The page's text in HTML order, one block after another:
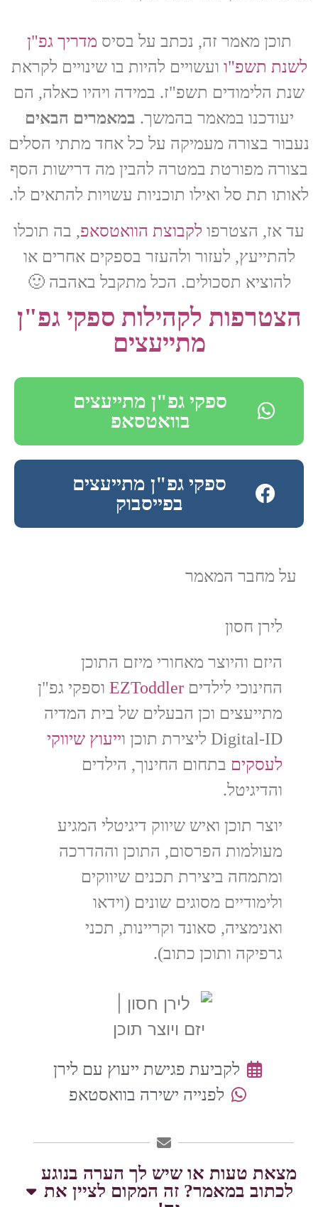
תוכן מאמר זה, נכתב על בסיס מדריך גפ"ן
לשנת תשפ"ו ועשויים להיות בו שינויים לקראת
שנת הלימודים תשפ"ז. במידה ויהיו כאלה, הם
יעודכנו במאמר בהמשך. במאמרים הבאים
נעבור בצורה מעמיקה על כל אחד מתתי הסלים
בצורה מפורטת במטרה להבין מה דרישות הסף
לאותו תת סל ואילו תוכניות עשויות להתאים לו.
עד אז, הצטרפו לקבוצת הוואטסאפ, בה תוכלו
להתייעץ, לעזור ולהעזר בספקים אחרים או
להוציא תסכולים. הכל מתקבל באהבה 🙂
הצטרפות לקהילות ספקי גפ"ן
מתייעצים
ספקי גפ"ן מתייעצים
בוואטסאפ
ספקי גפ"ן מתייעצים
בפייסבוק
על מחבר המאמר
לירן חסון
היזם והיוצר מאחורי מיזם התוכן
החינוכי לילדים EZToddler וספקי גפ"ן
מתייעצים וכן הבעלים של בית המדיה
Digital-ID ליצירת תוכן ו
ייעוץ שיווקי
לעסקים בתחום החינוך, הילדים
והדיגיטל.
יוצר תוכן ואיש שיווק דיגיטלי המגיע
מעולמות הפרסום, התוכן וההדרכה
ומתמחה ביצירת תכנים שיווקים
ולימודיים מסוגים שונים (וידאו
ואנימציה, סאונד וקריינות, תכני
גרפיקה ותוכן כתוב).
לקביעת פגישת ייעוץ עם לירן
לפנייה ישירה בוואסטאפ
מצאת טעות או שיש לך הערה בנוגע
לכתוב במאמר? זה המקום לציין את